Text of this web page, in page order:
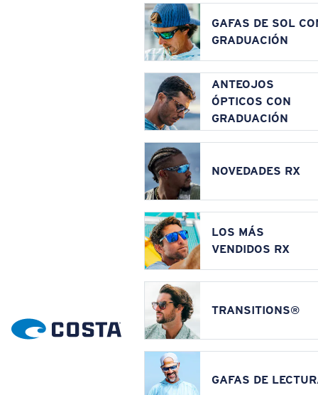
GAFAS DE SOL
GRADUACIÓN
ANTEOJOS
ÓPTICOS CON
GRADUACIÓN
NOVEDADES RX
LOS MÁS
VENDIDOS RX
TRANSITIONS®
GAFAS DE